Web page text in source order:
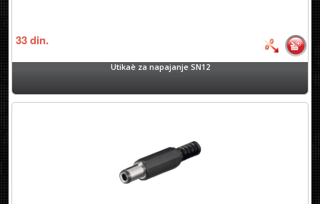
33din.
Utikaè za napajanje SN12